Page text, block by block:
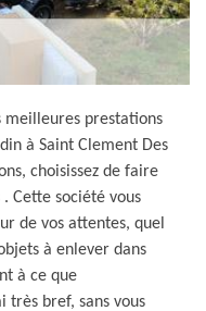
meilleures prestations
à Saint Clement Des
choisissez de faire
Cette société vous
de vos attentes, quel
à enlever dans
à ce que
très bref, sans vous